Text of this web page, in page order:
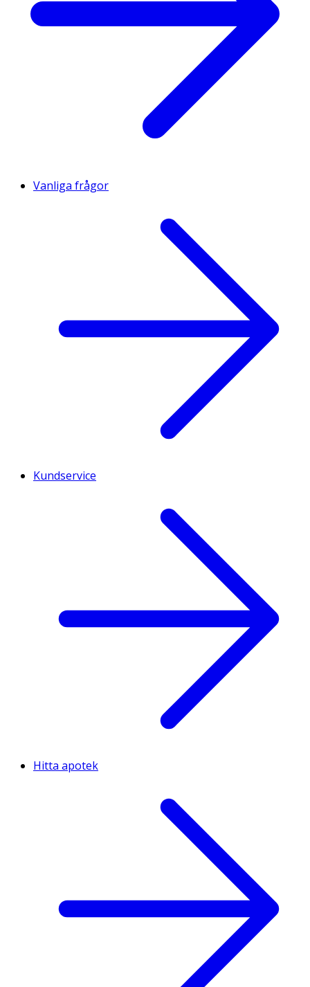
Vanliga frågor
Kundservice
Hitta apotek